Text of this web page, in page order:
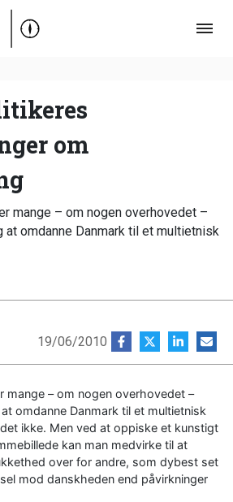
om
mange – om nogen overhovedet –
omdanne Danmark til et multietnisk
19/06/2010
mange – om nogen overhovedet –
omdanne Danmark til et multietnisk
ikke. Men ved at oppiske et kunstigt
kan man medvirke til at
over for andre, som dybest set
mod danskheden end påvirkninger